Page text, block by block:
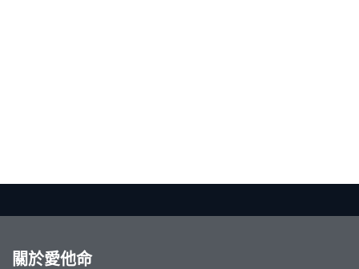
關於愛他命